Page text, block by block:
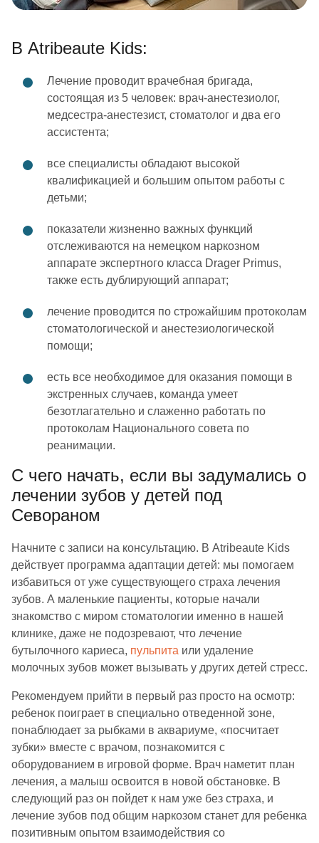
В Atribeaute Kids:
Лечение проводит врачебная бригада,
состоящая из 5 человек: врач-анестезиолог,
медсестра-анестезист, стоматолог и два его
ассистента;
все специалисты обладают высокой
квалификацией и большим опытом работы с
детьми;
показатели жизненно важных функций
отслеживаются на немецком наркозном
аппарате экспертного класса Drager Primus,
также есть дублирующий аппарат;
лечение проводится по строжайшим протоколам
стоматологической и анестезиологической
помощи;
есть все необходимое для оказания помощи в
экстренных случаев, команда умеет
безотлагательно и слаженно работать по
протоколам Национального совета по
реанимации.
С чего начать, если вы задумались о
лечении зубов у детей под
Севораном
Начните с записи на консультацию. В Atribeaute Kids
действует программа адаптации детей: мы помогаем
избавиться от уже существующего страха лечения
зубов. А маленькие пациенты, которые начали
знакомство с миром стоматологии именно в нашей
клинике, даже не подозревают, что лечение
бутылочного кариеса, пульпита или удаление
молочных зубов может вызывать у других детей стресс.
Рекомендуем прийти в первый раз просто на осмотр:
ребенок поиграет в специально отведенной зоне,
понаблюдает за рыбками в аквариуме, «посчитает
зубки» вместе с врачом, познакомится с
оборудованием в игровой форме. Врач наметит план
лечения, а малыш освоится в новой обстановке. В
следующий раз он пойдет к нам уже без страха, и
лечение зубов под общим наркозом станет для ребенка
позитивным опытом взаимодействия со